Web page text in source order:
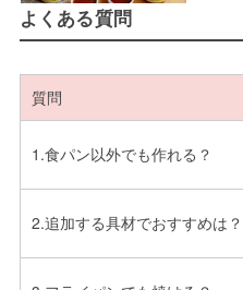
よくある質問
質問
1.食パン以外でも作れる？
2.追加する具材でおすすめは？